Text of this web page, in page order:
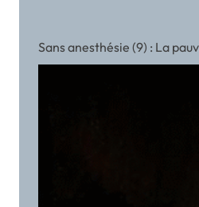
Sans anesthésie (9) : La